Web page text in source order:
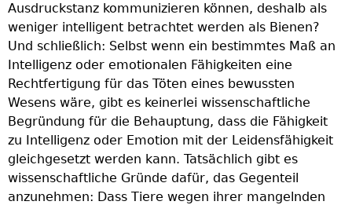
Ausdruckstanz kommunizieren können, deshalb als
weniger intelligent betrachtet werden als Bienen?
Und schließlich: Selbst wenn ein bestimmtes Maß an
Intelligenz oder emotionalen Fähigkeiten eine
Rechtfertigung für das Töten eines bewussten
Wesens wäre, gibt es keinerlei wissenschaftliche
Begründung für die Behauptung, dass die Fähigkeit
zu Intelligenz oder Emotion mit der Leidensfähigkeit
gleichgesetzt werden kann. Tatsächlich gibt es
wissenschaftliche Gründe dafür, das Gegenteil
anzunehmen: Dass Tiere wegen ihrer mangelnden